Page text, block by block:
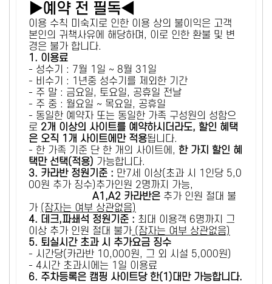
▶예약 전 필독◀
이용 수칙 미숙지로 인한 이용 상의 불이익은 고객
본인의 귀책사유에 해당하며, 이로 인한 환불 및 변
경은 불가 합니다.
1. 이용료
- 성수기 : 7월 1일 ~ 8월 31일
- 비수기 : 1년중 성수기를 제외한 기간
- 주 말 : 금요일, 토요일, 공휴일 전날
- 주 중 : 월요일 ~ 목요일, 공휴일
- 동일한 예약자 또는 동일한 가족 구성원의 성함으
로 2개 이상의 사이트를 예약하시더라도, 할인 혜택
은 오직 1개 사이트에만 적용됩니다.
- 한 가족 기준 단 한 개의 사이트에, 한 가지 할인 혜
택만 선택(적용) 가능합니다.
3. 카라반 정원기준 : 만7세 이상(초과 시 1인당 5,0
00원 추가 징수)추가인원 2명까지 가능,
A1,A2 카라반은 추가 인원 절대 불
가 (잠자는 여부 상관없음)
4. 데크,파쇄석 정원기준 : ​최대 이용객 6명까지 그
이상 추가 인원 절대 불가 (잠자는 여부 상관없음)
5. 퇴실시간 초과 시 추가요금 징수
- 시간당(카라반 10,000원, 그 외 시설 5,000원)
- 4시간 초과시에는 1일 이용료
6. 주차등록은 캠핑 사이트당 한(1)대만 가능합니다.